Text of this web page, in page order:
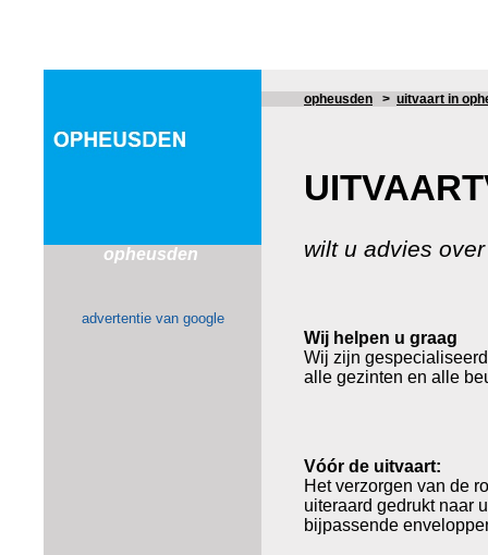
opheusden
advertentie van google
opheusden > uitvaart in
wilt u advies
Wij helpen u graag
Wij zijn
alle gezinten en alle
Vóór de uitvaart:
Het verzorgen van de
uiteraard gedrukt naar
bijpassende